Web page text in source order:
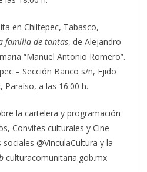
en Chiltepec, Tabasco,
familia de tantas, de Alejandro
“Manuel Antonio Romero”.
– Sección Banco s/n, Ejido
Paraíso, a las 16:00 h.
la cartelera y programación
Convites culturales y Cine
@VinculaCultura y la
culturacomunitaria.gob.mx